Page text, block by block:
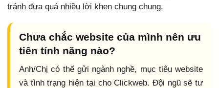
tránh đưa quá nhiều lời khen chung chung.
Chưa chắc website của mình nên ưu
tiên tính năng nào?
Anh/Chị có thể gửi ngành nghề, mục tiêu website
và tình trạng hiện tại cho Clickweb. Đội ngũ sẽ tư